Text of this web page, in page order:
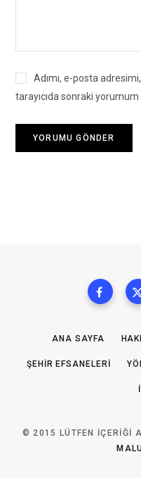
Adımı, e-posta
tarayıcıda sonraki
ANA SAYFA
ŞEHIR EFSANELERI
© 2015 LÜTFEN IÇERIĞI